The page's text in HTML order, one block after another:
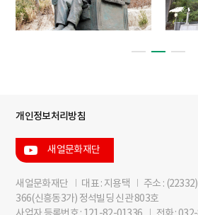
개인정보처리방침
새얼문화재단
새얼문화재단 대표 : 지용택
주소 :
366(신흥동3가) 정석빌딩 신관 803호